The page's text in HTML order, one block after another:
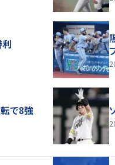
で8強